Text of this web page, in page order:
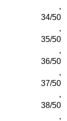
,
34/50
,
35/50
,
36/50
,
37/50
,
38/50
,